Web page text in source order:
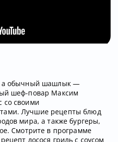
а обычный шашлык —
шеф-повар Максим
со своими
Лучшие рецепты блюд
мира, а также бургеры,
Смотрите в программе
лосося гриль с соусом